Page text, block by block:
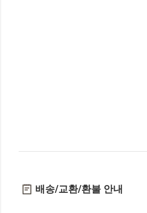
배송/교환/환불 안내